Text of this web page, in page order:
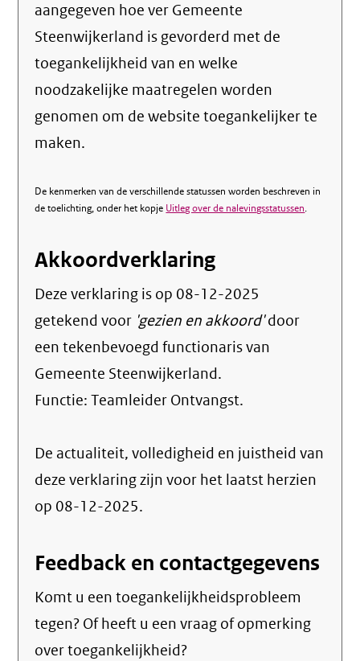
aangegeven hoe ver Gemeente
Steenwijkerland is gevorderd met de
toegankelijkheid van en welke
noodzakelijke maatregelen worden
genomen om de website toegankelijker te
maken.
De kenmerken van de verschillende statussen worden beschreven in
de toelichting, onder het kopje Uitleg over de nalevingsstatussen.
Akkoordverklaring
Deze verklaring is op 08-12-2025
getekend voor 'gezien en akkoord'door
een tekenbevoegd functionaris van
Gemeente Steenwijkerland.
Functie:Teamleider Ontvangst.
De actualiteit, volledigheid en juistheid van
deze verklaring zijn voor het laatst herzien
op 08-12-2025.
Feedback en contactgegevens
Komt u een toegankelijkheidsprobleem
tegen? Of heeft u een vraag of opmerking
over toegankelijkheid?